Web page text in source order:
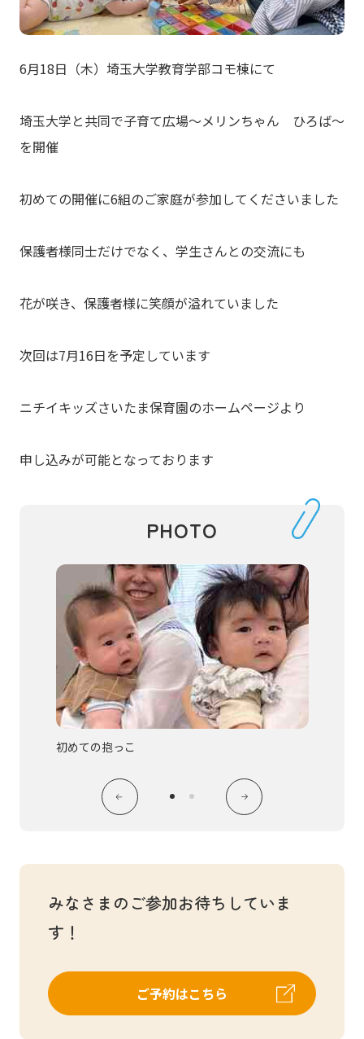
6月18日（木）埼玉大学教育学部コモ棟にて
埼玉大学と共同で子育て広場～メリンちゃん ひろば～
を開催
初めての開催に6組のご家庭が参加してくださいました
保護者様同士だけでなく、学生さんとの交流にも
花が咲き、保護者様に笑顔が溢れていました
次回は7月16日を予定しています
ニチイキッズさいたま保育園のホームページより
申し込みが可能となっております
PHOTO
初めての抱っこ
みなさまのご参加お待ちしていま
す！
ご予約はこちら